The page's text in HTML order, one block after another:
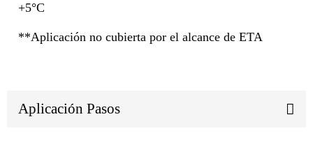
+5°C
**Aplicación no cubierta por el alcance de ETA
Aplicación Pasos